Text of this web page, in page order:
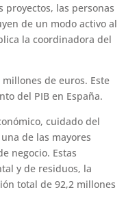
proyectos, las personas
de un modo activo al
la coordinadora del
de euros. Este
del PIB en España.
cuidado del
de las mayores
negocio. Estas
y de residuos, la
total de 92,2 millones